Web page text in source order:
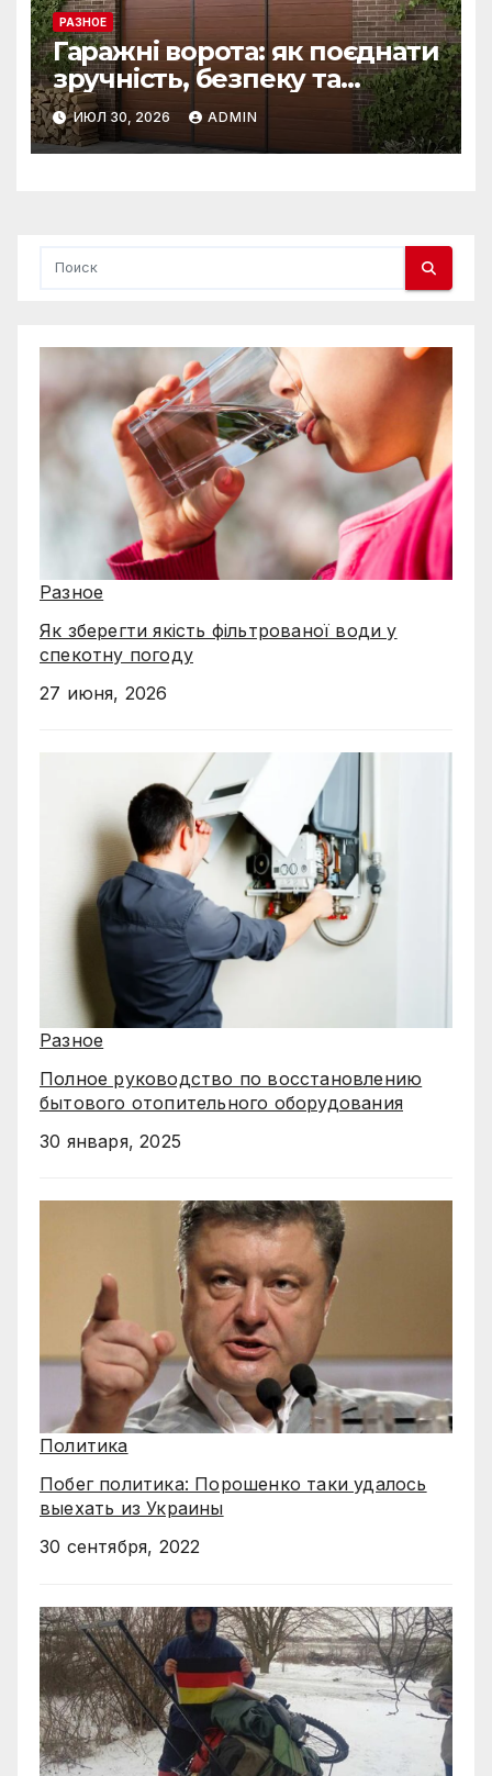
РАЗНОЕ
Гаражні ворота: як поєднати
зручність, безпеку та
довговічність
ИЮЛ 30, 2026 ADMIN
Разное
Як зберегти якість фільтрованої води у
спекотну погоду
27 июня, 2026
Разное
Полное руководство по восстановлению
бытового отопительного оборудования
30 января, 2025
Политика
Побег политика: Порошенко таки удалось
выехать из Украины
30 сентября, 2022